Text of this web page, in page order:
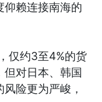
仰赖连接南海的
约3至4%的货
对日本、韩国
险更为严峻，